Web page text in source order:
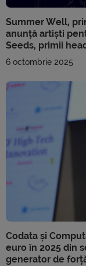
Summer Well,
anunță artiști
Seeds, primii
6 octombrie 2025
Codata și
euro în 2025 din
generator de